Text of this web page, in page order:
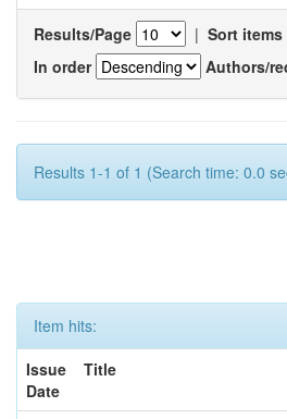
Results/Page | Sort items
In order
Authors/
Results 1-1 of 1 (Search time: 0.0
Item hits:
Issue
Date
Title